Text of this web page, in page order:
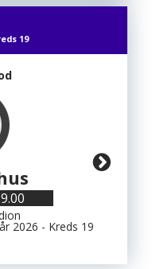
19
2026 - Kreds 19